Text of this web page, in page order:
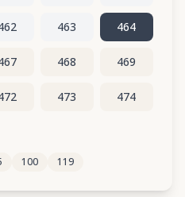
463 464
468 469
473 474
483
100 119